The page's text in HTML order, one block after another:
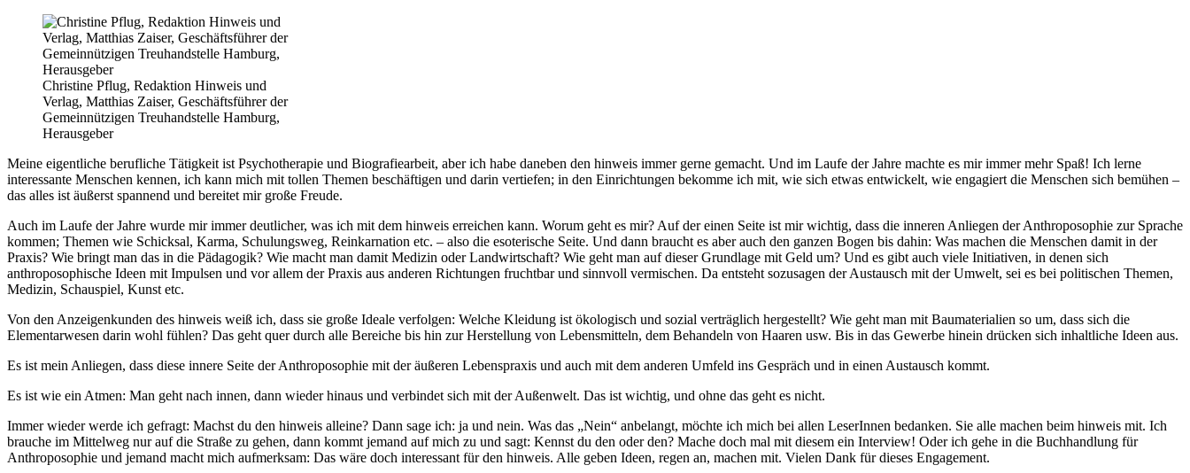
Christine Pflug, Redaktion Hinweis und
Verlag, Matthias Zaiser, Geschäftsführer der
Gemeinnützigen Treuhandstelle Hamburg,
Herausgeber
Meine eigentliche berufliche Tätigkeit ist Psychotherapie und Biografiearbeit, aber ich habe daneben den hinweis immer gerne gemacht. Und im Laufe der Jahre machte es mir immer mehr Spaß! Ich lerne
interessante Menschen kennen, ich kann mich mit tollen Themen beschäftigen und darin vertiefen; in den Einrichtungen bekomme ich mit, wie sich etwas entwickelt, wie engagiert die Menschen sich bemühen –
das alles ist äußerst spannend und bereitet mir große Freude.
Auch im Laufe der Jahre wurde mir immer deutlicher, was ich mit dem hinweis erreichen kann. Worum geht es mir? Auf der einen Seite ist mir wichtig, dass die inneren Anliegen der Anthroposophie zur Sprache
kommen; Themen wie Schicksal, Karma, Schulungsweg, Reinkarnation etc. – also die esoterische Seite. Und dann braucht es aber auch den ganzen Bogen bis dahin: Was machen die Menschen damit in der
Praxis? Wie bringt man das in die Pädagogik? Wie macht man damit Medizin oder Landwirtschaft? Wie geht man auf dieser Grundlage mit Geld um? Und es gibt auch viele Initiativen, in denen sich
anthroposophische Ideen mit Impulsen und vor allem der Praxis aus anderen Richtungen fruchtbar und sinnvoll vermischen. Da entsteht sozusagen der Austausch mit der Umwelt, sei es bei politischen Themen,
Medizin, Schauspiel, Kunst etc.
Von den Anzeigenkunden des hinweis weiß ich, dass sie große Ideale verfolgen: Welche Kleidung ist ökologisch und sozial verträglich hergestellt? Wie geht man mit Baumaterialien so um, dass sich die
Elementarwesen darin wohl fühlen? Das geht quer durch alle Bereiche bis hin zur Herstellung von Lebensmitteln, dem Behandeln von Haaren usw. Bis in das Gewerbe hinein drücken sich inhaltliche Ideen aus.
Es ist mein Anliegen, dass diese innere Seite der Anthroposophie mit der äußeren Lebenspraxis und auch mit dem anderen Umfeld ins Gespräch und in einen Austausch kommt.
Es ist wie ein Atmen: Man geht nach innen, dann wieder hinaus und verbindet sich mit der Außenwelt. Das ist wichtig, und ohne das geht es nicht.
Immer wieder werde ich gefragt: Machst du den hinweis alleine? Dann sage ich: ja und nein. Was das „Nein“ anbelangt, möchte ich mich bei allen LeserInnen bedanken. Sie alle machen beim hinweis mit. Ich
brauche im Mittelweg nur auf die Straße zu gehen, dann kommt jemand auf mich zu und sagt: Kennst du den oder den? Mache doch mal mit diesem ein Interview! Oder ich gehe in die Buchhandlung für
Anthroposophie und jemand macht mich aufmerksam: Das wäre doch interessant für den hinweis. Alle geben Ideen, regen an, machen mit. Vielen Dank für dieses Engagement.